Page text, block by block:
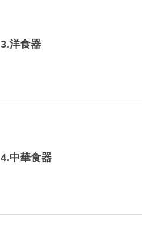
3.洋食器
4.中華食器